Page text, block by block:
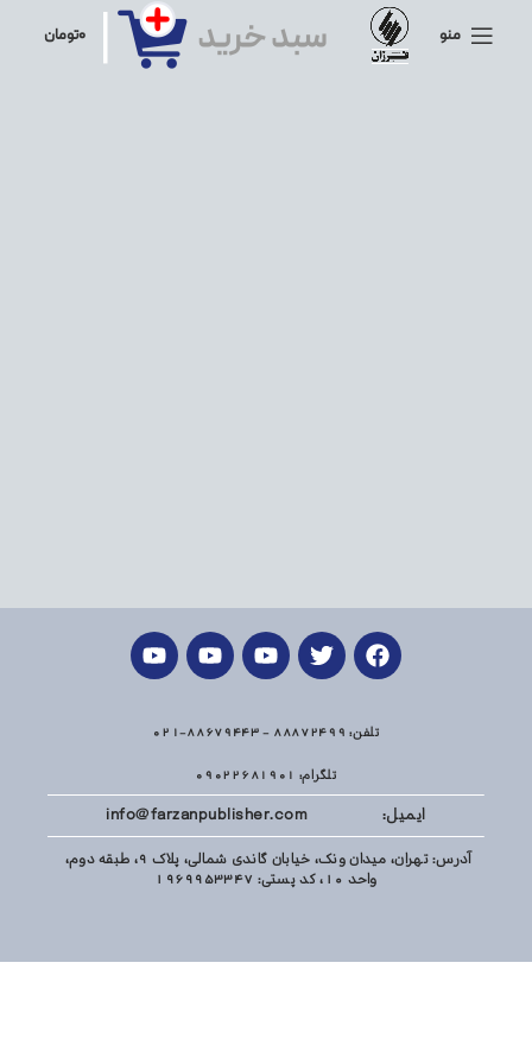
منو ۰تومان
تلفن: 88872499 - 88679443-021
تلگرام: 09022681901
ایمیل: info@farzanpublisher.com
آدرس: تهران، میدان ونک، خیابان گاندی شمالی، پلاک 9، طبقه دوم،
واحد 10، کد پستی: 1969953347